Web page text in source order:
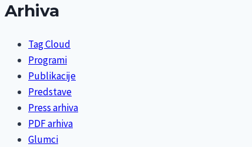
Arhiva
Tag Cloud
Programi
Publikacije
Predstave
Press arhiva
PDF arhiva
Glumci